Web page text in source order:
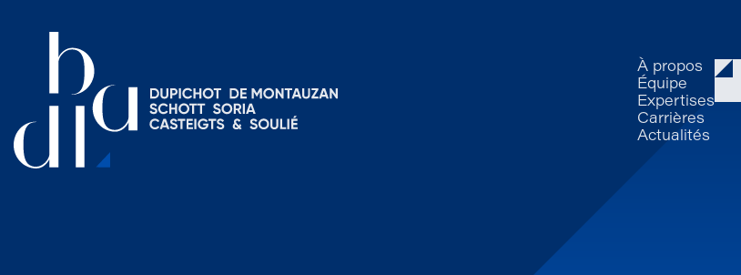
À propos
Équipe
Expertises
Carrières
Actualités